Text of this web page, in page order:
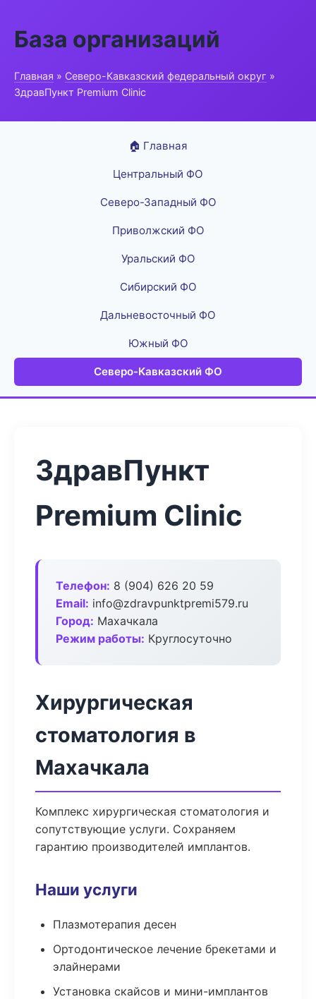
База организаций
Главная » Северо-Кавказский федеральный округ »
ЗдравПункт Premium Clinic
🏠 Главная
Центральный ФО
Северо-Западный ФО
Приволжский ФО
Уральский ФО
Сибирский ФО
Дальневосточный ФО
Южный ФО
Северо-Кавказский ФО
ЗдравПункт
Premium Clinic
Телефон: 8 (904) 626 20 59
Email: info@zdravpunktpremi579.ru
Город: Махачкала
Режим работы: Круглосуточно
Хирургическая
стоматология в
Махачкала
Комплекс хирургическая стоматология и
сопутствующие услуги. Сохраняем
гарантию производителей имплантов.
Наши услуги
Плазмотерапия десен
Ортодонтическое лечение брекетами и
элайнерами
Установка скайсов и мини-имплантов